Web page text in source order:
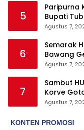
5
Paripurna
Bupati
Daerah
Agustus 7,
6
Semarak
Bawang
Agustus 7,
7
Sambut
Korve
Serentak
Agustus 7,